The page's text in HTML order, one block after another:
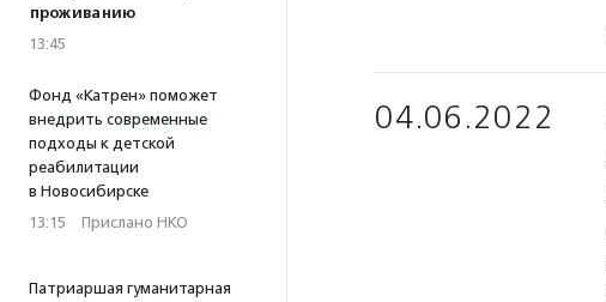
проживанию
13:45
Фонд «Катрен» поможет
внедрить современные
подходы к детской
реабилитации
в Новосибирске
13:15 · Прислано НКО
Патриаршая гуманитарная
04.06.2022